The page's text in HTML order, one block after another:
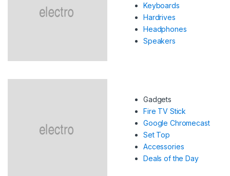
Keyboards
Hardrives
Headphones
Speakers
Gadgets
Fire TV Stick
Google Chromecast
Set Top
Accessories
Deals of the Day